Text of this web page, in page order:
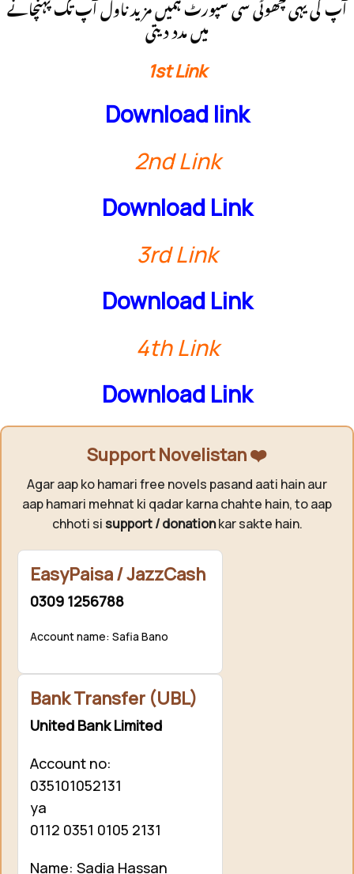
آپ کی یہی چھوٹی سی سپورٹ ہمیں مزید ناول آپ تک پہنچانے
میں مدد دیتی
1st Link
Download link
2nd Link
Download Link
3rd Link
Download Link
4th Link
Download Link
Support Novelistan ❤️
Agar aap ko hamari free novels pasand aati hain aur
aap hamari mehnat ki qadar karna chahte hain, to aap
chhoti si support / donationkar sakte hain.
EasyPaisa / JazzCash
0309 1256788
Account name: Safia Bano
Bank Transfer (UBL)
United Bank Limited
Account no:
035101052131
ya
0112 0351 0105 2131
Name: Sadia Hassan